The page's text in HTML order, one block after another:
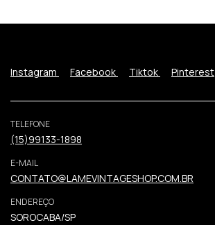
Instagram Facebook Tiktok Pinterest
TELEFONE
(15)99133-1898
E-MAIL
CONTATO@LAMEVINTAGESHOP.COM.BR
ENDEREÇO
SOROCABA/SP